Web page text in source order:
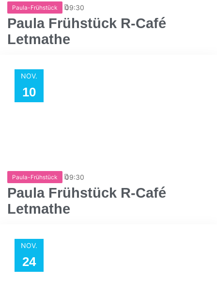
Paula-Frühstück 09:30
Paula Frühstück R-Café
Letmathe
NOV.
10
Paula-Frühstück 09:30
Paula Frühstück R-Café
Letmathe
NOV.
24